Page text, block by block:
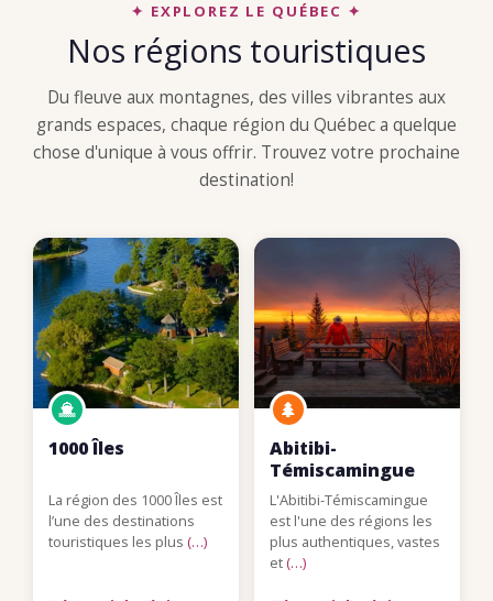
✦ EXPLOREZ LE QUÉBEC ✦
Nos régions touristiques
Du fleuve aux montagnes, des villes vibrantes aux
grands espaces, chaque région du Québec a quelque
chose d'unique à vous offrir. Trouvez votre prochaine
destination!
1000 Îles
La région des 1000 Îles est
l’une des destinations
touristiques les plus (…)
Abitibi-
Témiscamingue
L'Abitibi-Témiscamingue
est l'une des régions les
plus authentiques, vastes
et(…)